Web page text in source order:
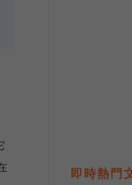
即時熱門